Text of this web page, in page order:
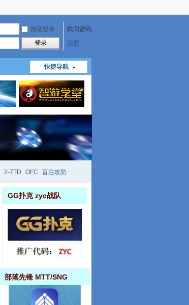
自动登录
找回密码
登录 注册
快捷导航
2-7TD OFC 盲注攻防
hellmuth open face
GG扑克 zyc战队
部落先锋 MTT/SNG